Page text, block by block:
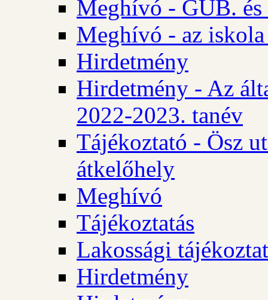
Meghívó - GÜB.
Meghívó - az iskola
Hirdetmény
Hirdetmény - Az
2022-2023. tanév
Tájékoztató - Ösz
átkelőhely
Meghívó
Tájékoztatás
Lakossági
Hirdetmény